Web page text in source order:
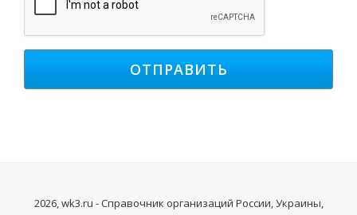
2026, wk3.ru - Справочник организаций России, Украины,